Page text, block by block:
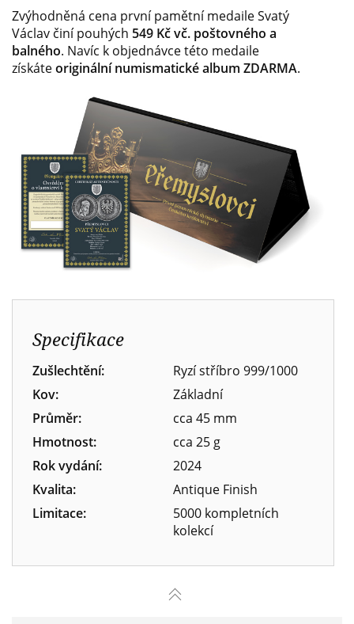
Zvýhodněná cena první pamětní medaile Svatý
Václav činí pouhých 549 Kč vč. poštovného a
balného. Navíc k objednávce této medaile
získáteoriginální numismatické album ZDARMA.
Specifikace
Zušlechtění:
Ryzí stříbro 999/1000
Kov:
Základní
Průměr:
cca 45 mm
Hmotnost:
cca 25 g
Rok vydání:
2024
Kvalita:
Antique Finish
Limitace:
5000 kompletních
kolekcí